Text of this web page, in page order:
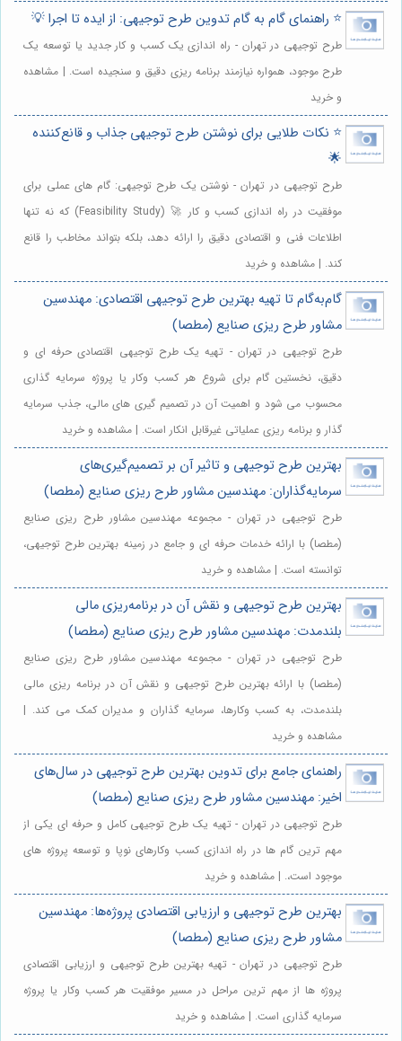
⭐️ راهنمای گام به گام تدوین طرح توجیهی: از ایده تا اجرا 💡
طرح توجیهی در تهران - راه اندازی یک کسب و کار جدید یا توسعه یک
طرح موجود، همواره نیازمند برنامه ریزی دقیق و سنجیده است. | مشاهده
و خرید
⭐️ نکات طلایی برای نوشتن طرح توجیهی جذاب و قانع‌کننده
🌟
طرح توجیهی در تهران - نوشتن یک طرح توجیهی: گام های عملی برای
موفقیت در راه اندازی کسب و کار 🚀 (Feasibility Study) که نه تنها
اطلاعات فنی و اقتصادی دقیق را ارائه دهد، بلکه بتواند مخاطب را قانع
کند. | مشاهده و خرید
گام‌به‌گام تا تهیه بهترین طرح توجیهی اقتصادی: مهندسین
مشاور طرح ریزی صنایع (مطصا)
طرح توجیهی در تهران - تهیه یک طرح توجیهی اقتصادی حرفه ای و
دقیق، نخستین گام برای شروع هر کسب وکار یا پروژه سرمایه گذاری
محسوب می شود و اهمیت آن در تصمیم گیری های مالی، جذب سرمایه
گذار و برنامه ریزی عملیاتی غیرقابل انکار است. | مشاهده و خرید
بهترین طرح توجیهی و تاثیر آن بر تصمیم‌گیری‌های
سرمایه‌گذاران: مهندسین مشاور طرح ریزی صنایع (مطصا)
طرح توجیهی در تهران - مجموعه مهندسین مشاور طرح ریزی صنایع
(مطصا) با ارائه خدمات حرفه ای و جامع در زمینه بهترین طرح توجیهی،
توانسته است. | مشاهده و خرید
بهترین طرح توجیهی و نقش آن در برنامه‌ریزی مالی
بلندمدت: مهندسین مشاور طرح ریزی صنایع (مطصا)
طرح توجیهی در تهران - مجموعه مهندسین مشاور طرح ریزی صنایع
(مطصا) با ارائه بهترین طرح توجیهی و نقش آن در برنامه ریزی مالی
بلندمدت، به کسب وکارها، سرمایه گذاران و مدیران کمک می کند. |
مشاهده و خرید
راهنمای جامع برای تدوین بهترین طرح توجیهی در سال‌های
اخیر: مهندسین مشاور طرح ریزی صنایع (مطصا)
طرح توجیهی در تهران - تهیه یک طرح توجیهی کامل و حرفه ای یکی از
مهم ترین گام ها در راه اندازی کسب وکارهای نوپا و توسعه پروژه های
موجود است،. | مشاهده و خرید
بهترین طرح توجیهی و ارزیابی اقتصادی پروژه‌ها: مهندسین
مشاور طرح ریزی صنایع (مطصا)
طرح توجیهی در تهران - تهیه بهترین طرح توجیهی و ارزیابی اقتصادی
پروژه ها از مهم ترین مراحل در مسیر موفقیت هر کسب وکار یا پروژه
سرمایه گذاری است. | مشاهده و خرید